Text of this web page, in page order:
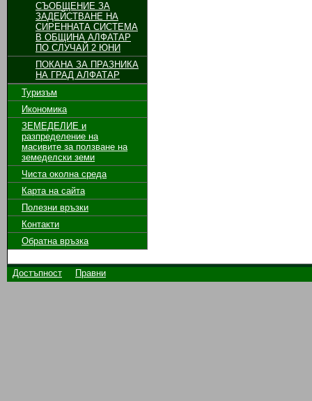
СЪОБЩЕНИЕ ЗА
ЗАДЕЙСТВАНЕ НА
СИРЕННАТА СИСТЕМА
В ОБЩИНА АЛФАТАР
ПО СЛУЧАЙ 2 ЮНИ
ПОКАНА ЗА ПРАЗНИКА
НА ГРАД АЛФАТАР
Туризъм
Икономика
ЗЕМЕДЕЛИЕ и
разпределение на
масивите за ползване на
земeделски земи
Чиста околна среда
Карта на сайта
Полезни връзки
Контакти
Обратна връзка
Достъпност Правни